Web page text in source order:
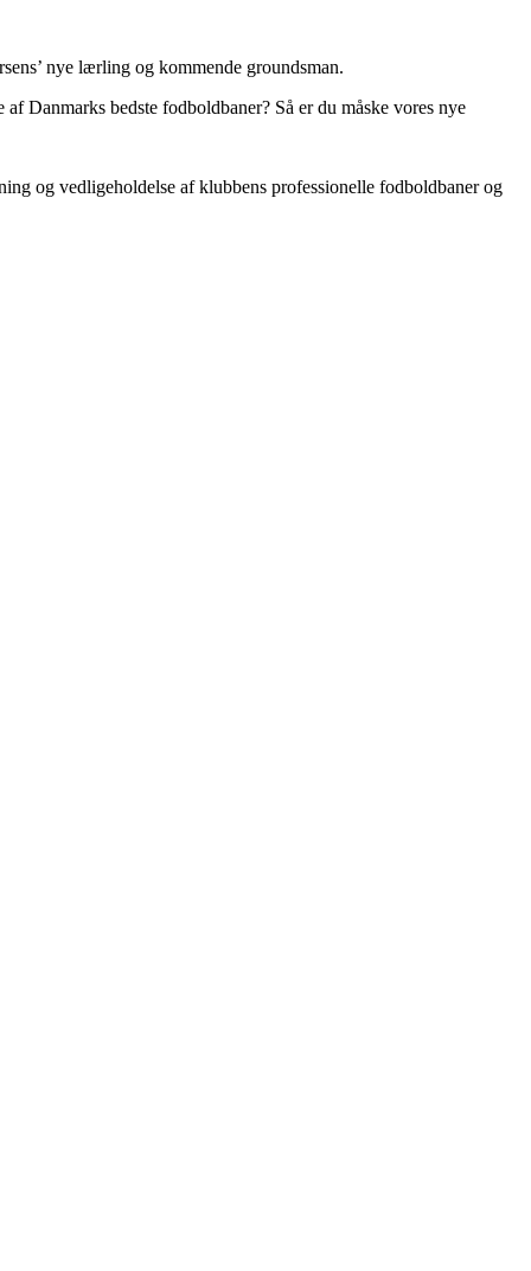
nye lærling og kommende groundsman.
Danmarks bedste fodboldbaner? Så er du måske vores nye
og vedligeholdelse af klubbens professionelle fodboldbaner og